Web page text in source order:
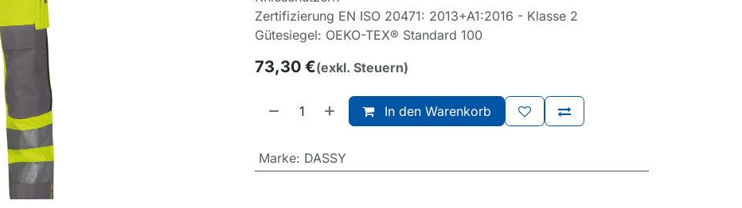
Zertifizierung EN ISO 20471: 2013+A1:2016 - Klasse 2
Gütesiegel: OEKO-TEX® Standard 100
73,30 €(exkl. Steuern)
In den Warenkorb
Marke: DASSY